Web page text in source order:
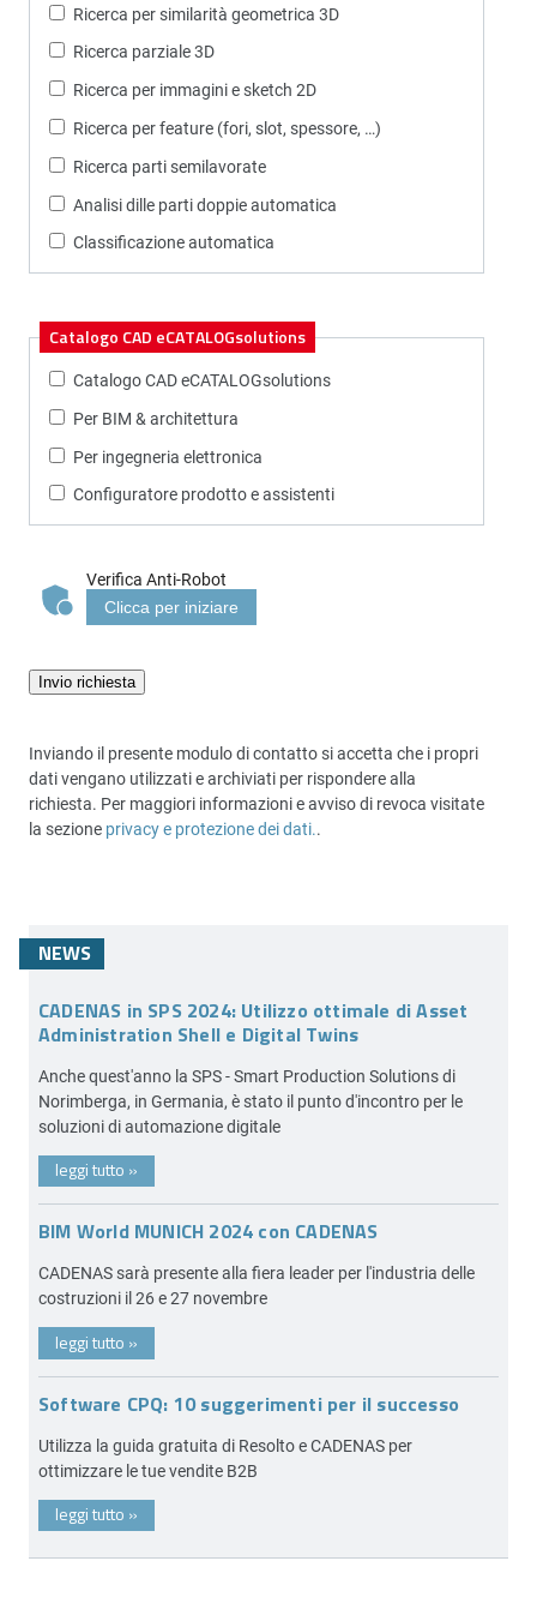
Ricerca per similarità geometrica 3D
Ricerca parziale 3D
Ricerca per immagini e sketch 2D
Ricerca per feature (fori, slot, spessore, …)
Ricerca parti semilavorate
Analisi dille parti doppie automatica
Classificazione automatica
Catalogo CAD eCATALOGsolutions
Catalogo CAD eCATALOGsolutions
Per BIM & architettura
Per ingegneria elettronica
Configuratore prodotto e assistenti
Verifica Anti-Robot
Clicca per iniziare
Invio richiesta
Inviando il presente modulo di contatto si accetta che i propri
dati vengano utilizzati e archiviati per rispondere alla
richiesta. Per maggiori informazioni e avviso di revoca visitate
la sezione privacy e protezione dei dati..
NEWS
CADENAS in SPS 2024: Utilizzo ottimale di Asset
Administration Shell e Digital Twins
Anche quest'anno la SPS - Smart Production Solutions di
Norimberga, in Germania, è stato il punto d'incontro per le
soluzioni di automazione digitale
leggi tutto »
BIM World MUNICH 2024 con CADENAS
CADENAS sarà presente alla fiera leader per l'industria delle
costruzioni il 26 e 27 novembre
leggi tutto »
Software CPQ: 10 suggerimenti per il successo
Utilizza la guida gratuita di Resolto e CADENAS per
ottimizzare le tue vendite B2B
leggi tutto »